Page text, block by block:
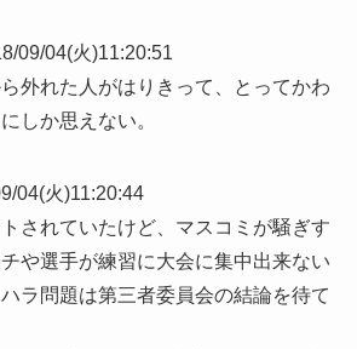
09/04(火)11:20:51
外れた人がはりきって、とってかわ
しか思えない。
04(火)11:20:44
されていたけど、マスコミが騒ぎす
や選手が練習に大会に集中出来ない
ラ問題は第三者委員会の結論を待て